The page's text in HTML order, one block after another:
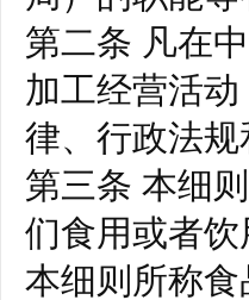
第二条 凡在
加工经营活
律、行政法
第三条 本细
们食用或者饮
本细则所称